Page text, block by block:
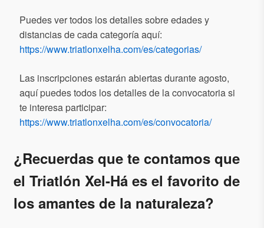
Puedes ver todos los detalles sobre edades y
distancias de cada categoría aquí:
https://www.triatlonxelha.com/es/categorias/
Las inscripciones estarán abiertas durante agosto,
aquí puedes todos los detalles de la convocatoria si
te interesa participar:
https://www.triatlonxelha.com/es/convocatoria/
¿Recuerdas que te contamos que
el Triatlón Xel-Há es el favorito de
los amantes de la naturaleza?